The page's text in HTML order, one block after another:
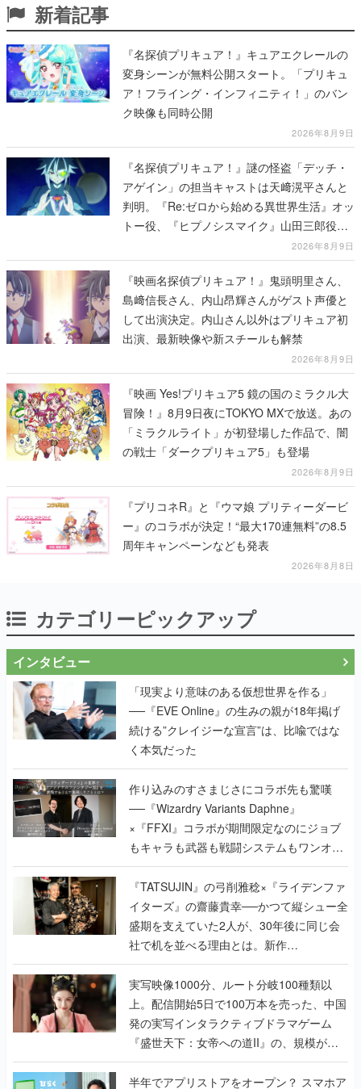
新着記事
『名探偵プリキュア！』キュアエクレールの
変身シーンが無料公開スタート。「プリキュ
ア！フライング・インフィニティ！」のバン
ク映像も同時公開
2026年8月9日
『名探偵プリキュア！』謎の怪盗「デッチ・
アゲイン」の担当キャストは天﨑滉平さんと
判明。『Re:ゼロから始める異世界生活』オッ
トー役、『ヒプノシスマイク』山田三郎役な
2026年8月9日
『映画名探偵プリキュア！』鬼頭明里さん、
島﨑信長さん、内山昂輝さんがゲスト声優と
して出演決定。内山さん以外はプリキュア初
出演、最新映像や新スチールも解禁
2026年8月9日
『映画 Yes!プリキュア5 鏡の国のミラクル大
冒険！』8月9日夜にTOKYO MXで放送。あの
「ミラクルライト」が初登場した作品で、闇
の戦士「ダークプリキュア5」も登場
2026年8月9日
『プリコネR』と『ウマ娘 プリティーダービ
ー』のコラボが決定！“最大170連無料”の8.5
周年キャンペーンなども発表
2026年8月8日
カテゴリーピックアップ
インタビュー
「現実より意味のある仮想世界を作る」
──『EVE Online』の生みの親が18年掲げ
続ける”クレイジーな宣言”は、比喩ではな
く本気だった
作り込みのすさまじさにコラボ先も驚嘆
──『Wizardry Variants Daphne』
×『FFXI』コラボが期間限定なのにジョブ
もキャラも武器も戦闘システムもワンオフ
で作り込まれた理由を両ディレクターに聞
く
『TATSUJIN』の弓削雅稔×『ライデンファ
イターズ』の齋藤貴幸──かつて縦シュー全
盛期を支えていた2人が、30年後に同じ会
社で机を並べる理由とは。新作
『TATSUJIN EXTREME』で初タッグを組
んだレジェンド2人に訊く開発秘話
実写映像1000分、ルート分岐100種類以
上。配信開始5日で100万本を売った、中国
発の実写インタラクティブドラマゲーム
『盛世天下：女帝への道II』の、規模が違
うこだわりをプロデューサーに聞いた
半年でアプリストアをオープン？ スマホア